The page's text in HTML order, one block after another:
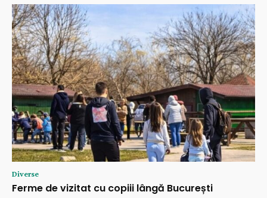
Diverse
Ferme de vizitat cu copiii lângă București